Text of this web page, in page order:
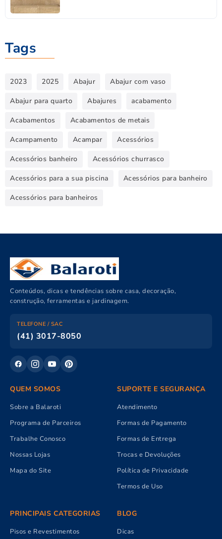
Tags
2023 2025 Abajur Abajur com vaso
Abajur para quarto Abajures acabamento
Acabamentos Acabamentos de metais
Acampamento Acampar Acessórios
Acessórios banheiro Acessórios churrasco
Acessórios para a sua piscina Acessórios para banheiro
Acessórios para banheiros
Conteúdos, dicas e tendências sobre casa, decoração,
construção, ferramentas e jardinagem.
TELEFONE / SAC
(41) 3017-8050
QUEM SOMOS
Sobre a Balaroti
Programa de Parceiros
Trabalhe Conosco
Nossas Lojas
Mapa do Site
SUPORTE E SEGURANÇA
Atendimento
Formas de Pagamento
Formas de Entrega
Trocas e Devoluções
Política de Privacidade
Termos de Uso
PRINCIPAIS CATEGORIAS
Pisos e Revestimentos
BLOG
Dicas